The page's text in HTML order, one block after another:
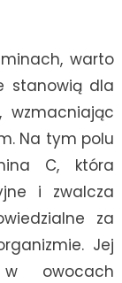
warto
stanowią dla
wzmacniając
Na tym polu
C, która
i zwalcza
za
Jej
w owocach